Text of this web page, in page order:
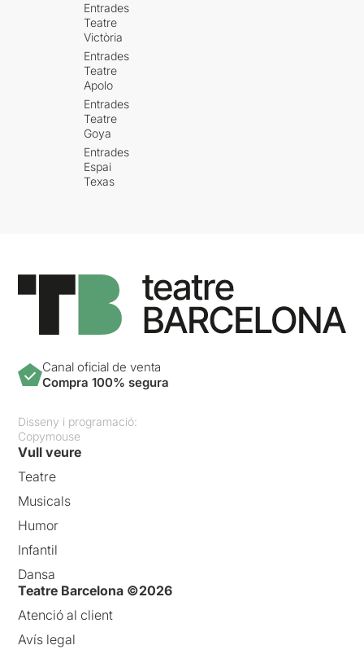
Entrades
Teatre
Victòria
Entrades
Teatre
Apolo
Entrades
Teatre
Goya
Entrades
Espai
Texas
Canal oficial de venta
Compra 100% segura
Disseny i programació:
Copymouse
Vull veure
Teatre
Musicals
Humor
Infantil
Dansa
Teatre Barcelona ©2026
Atenció al client
Avís legal